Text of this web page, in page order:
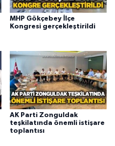
MHP Gökçebey İlçe
Kongresi gerçekleştirildi
AK Parti Zonguldak
teşkilatında önemli istişare
toplantısı